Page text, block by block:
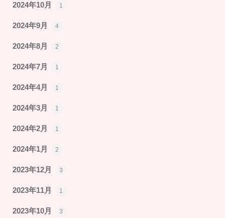
2024年10月 1
2024年9月 4
2024年8月 2
2024年7月 1
2024年4月 1
2024年3月 1
2024年2月 1
2024年1月 2
2023年12月 3
2023年11月 1
2023年10月 3